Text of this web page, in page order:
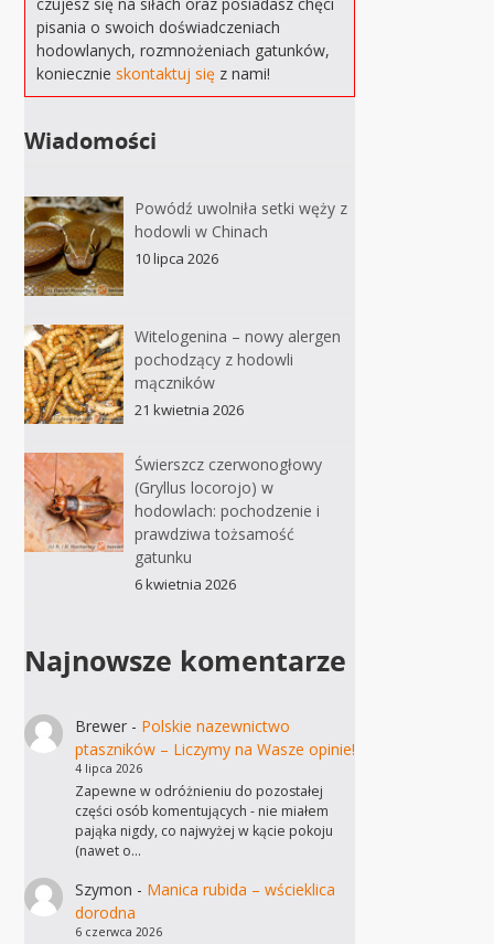
pisania o swoich doświadczeniach
hodowlanych, rozmnożeniach gatunków,
koniecznieskontaktuj się z nami!
Wiadomości
Powódź uwolniła setki węży z
hodowli w Chinach
10 lipca 2026
Witelogenina – nowy alergen
pochodzący z hodowli
mączników
21 kwietnia 2026
Świerszcz czerwonogłowy
(Gryllus locorojo) w
hodowlach: pochodzenie i
prawdziwa tożsamość
gatunku
6 kwietnia 2026
Najnowsze komentarze
Brewer- Polskie nazewnictwo
ptaszników – Liczymy na Wasze opinie!
4 lipca 2026
Zapewne w odróżnieniu do pozostałej
części osób komentujących - nie miałem
pająka nigdy, co najwyżej w kącie pokoju
(nawet o…
Szymon - Manica rubida – wścieklica
dorodna
6 czerwca 2026